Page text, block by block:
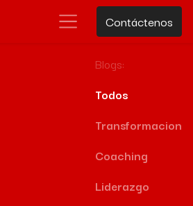
Contáctenos
Blogs:
Todos
Transformacion
Coaching
Liderazgo